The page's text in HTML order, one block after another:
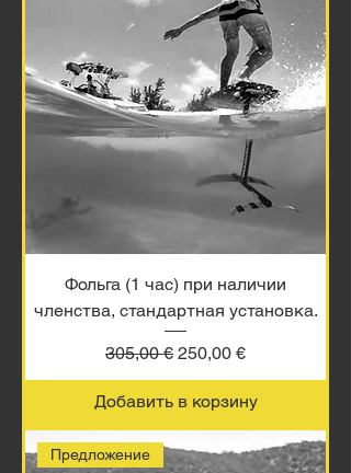
Фольга (1 час) при наличии
членства, стандартная установка.
Обычная цена
305,00 € Цена со скидкой
250,00 €
Добавить в корзину
Предложение